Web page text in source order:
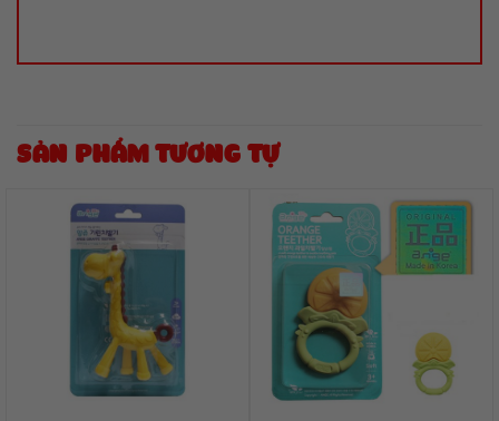
SẢN PHẨM TƯƠNG TỰ